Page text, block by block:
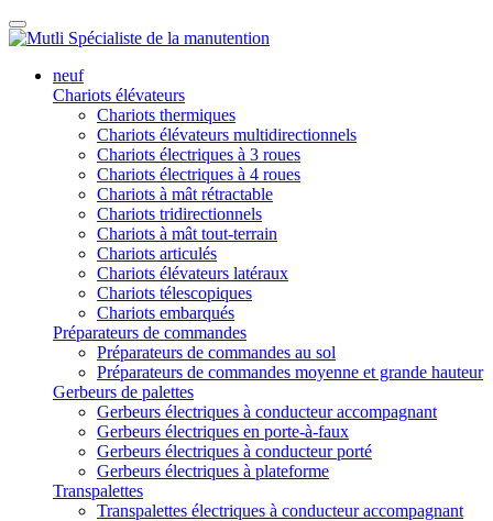
neuf
Chariots élévateurs
Chariots thermiques
Chariots élévateurs multidirectionnels
Chariots électriques à 3 roues
Chariots électriques à 4 roues
Chariots à mât rétractable
Chariots tridirectionnels
Chariots à mât tout-terrain
Chariots articulés
Chariots élévateurs latéraux
Chariots télescopiques
Chariots embarqués
Préparateurs de commandes
Préparateurs de commandes au sol
Préparateurs de commandes moyenne et grande hauteur
Gerbeurs de palettes
Gerbeurs électriques à conducteur accompagnant
Gerbeurs électriques en porte-à-faux
Gerbeurs électriques à conducteur porté
Gerbeurs électriques à plateforme
Transpalettes
Transpalettes électriques à conducteur accompagnant